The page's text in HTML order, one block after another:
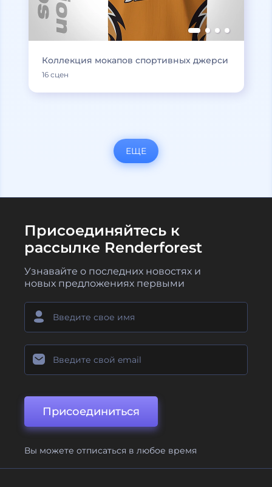
Коллекция мокапов спортивных джерси
16 сцен
ЕЩЕ
Присоединяйтесь к
рассылке Renderforest
Узнавайте о последних новостях и
новых предложениях первыми
Присоединиться
Вы можете отписаться в любое время